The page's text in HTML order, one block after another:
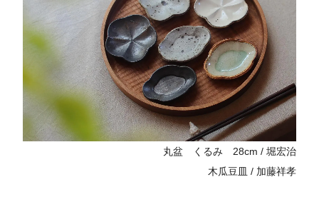
丸盆 くるみ 28cm / 堀宏治
木瓜豆皿 / 加藤祥孝